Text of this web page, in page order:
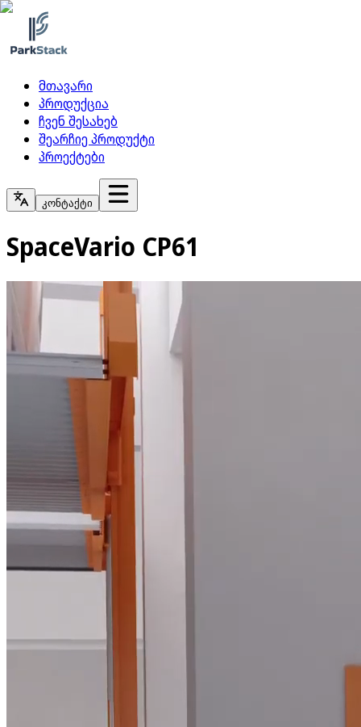
მთავარი
პროდუქცია
ჩვენ შესახებ
შეარჩიე პროდუქტი
პროექტები
კონტაქტი
SpaceVario CP61